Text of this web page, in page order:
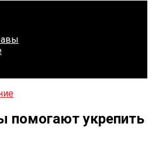
помогают укрепить